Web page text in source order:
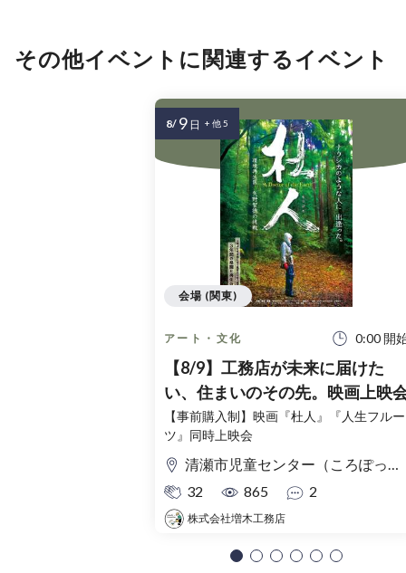
その他イベントに関連するイベント
アート・文化 0:00 開
【8/9】工務店が未来に届けた
い、住まいのその先。映画上映
【事前購入制】映画『杜人』『人生フルー
ツ』同時上映会
清瀬市児童センター（ころぽっくる）東京都清瀬市中清戸3-235-5
32
865 2
株式会社増木工務店
会場 (関東)
8/ 9 日 + 他 5